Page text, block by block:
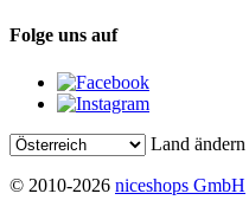
Folge uns auf
Land ändern
© 2010-2026 niceshops GmbH